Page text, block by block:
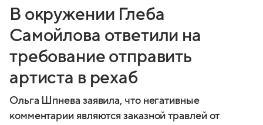
В окружении Глеба
Самойлова ответили на
требование отправить
артиста в рехаб
Ольга Шпнева заявила, что негативные
комментарии являются заказной травлей от